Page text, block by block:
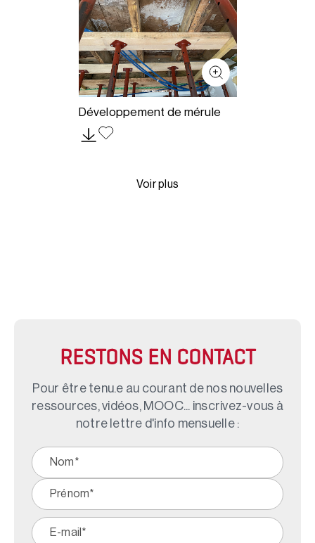
Développement de mérule
Voir plus
RESTONS EN CONTACT
Pour être tenu.e au courant de nos nouvelles
ressources, vidéos, MOOC... inscrivez-vous à
notre lettre d'info mensuelle :